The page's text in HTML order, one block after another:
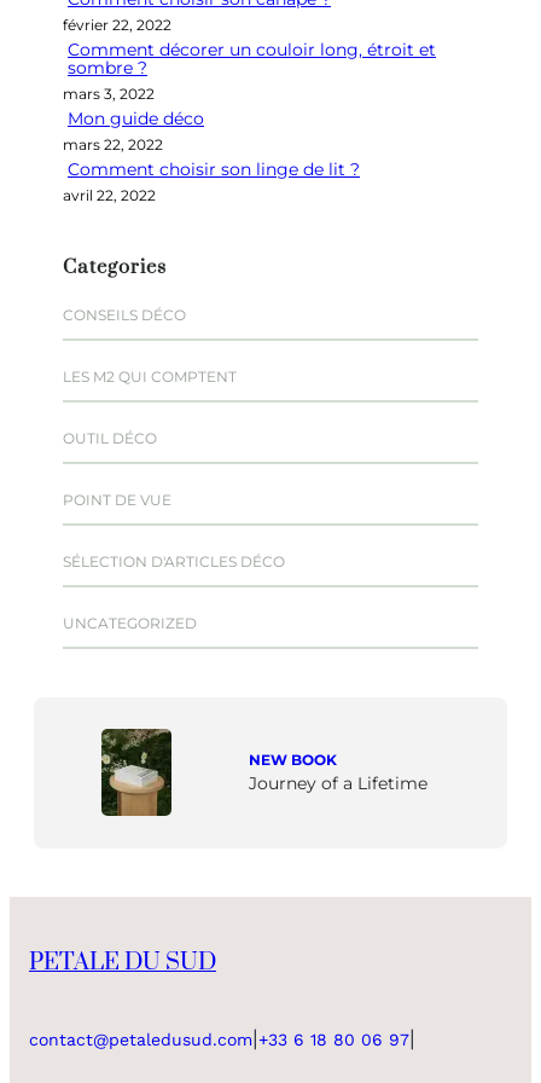
e
février 22, 2022
Comment décorer un couloir long, étroit et
sombre ?
mars 3, 2022
Mon guide déco
mars 22, 2022
Comment choisir son linge de lit ?
avril 22, 2022
Categories
CONSEILS DÉCO
LES M2 QUI COMPTENT
OUTIL DÉCO
POINT DE VUE
SÉLECTION D'ARTICLES DÉCO
UNCATEGORIZED
NEW BOOK
Journey of a Lifetime
PETALE DU SUD
contact@petaledusud.com +33 6 18 80 06 97